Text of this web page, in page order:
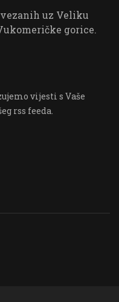
uz Veliku
gorice.
vijesti s Vaše
rss feeda.